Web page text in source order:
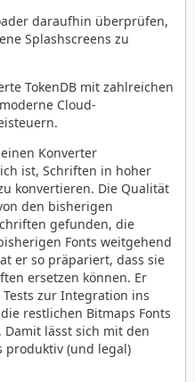
daraufhin überprüfen,
Splashscreens zu
TokenDB mit zahlreichen
Cloud-
Konverter
ist, Schriften in hoher
konvertieren. Die Qualität
den bisherigen
gefunden, die
Fonts weitgehend
er so präpariert, dass sie
ersetzen können. Er
zur Integration ins
restlichen Bitmaps Fonts
Damit lässt sich mit den
produktiv (und legal)